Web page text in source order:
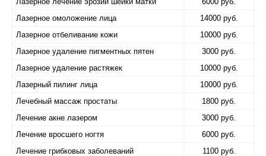
Лазерное омоложение лица
14000 руб.
Лазерное отбеливание кожи
10000 руб.
Лазерное удаление пигментных пятен
3000 руб.
Лазерное удаление растяжек
10000 руб.
Лазерный пилинг лица
10000 руб.
Лечебный массаж простаты
1800 руб.
Лечение акне лазером
3000 руб.
Лечение вросшего ногтя
6000 руб.
Лечение грибковых заболеваний
1100 руб.